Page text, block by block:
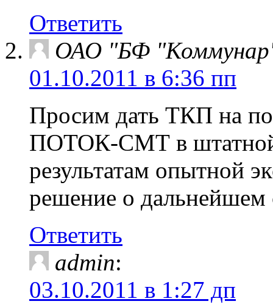
Ответить
ОАО "БФ
01.10.2011 в 6:36 пп
Просим дать ТКП на
ПОТОК-СМТ в штатной
результатам опытной
решение о дальнейшем
Ответить
admin:
03.10.2011 в 1:27 дп